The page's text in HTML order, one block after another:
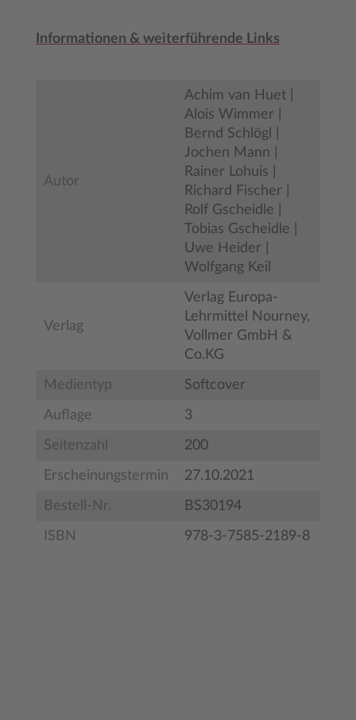
Informationen & weiterführende Links
Autor
Achim van Huet |
Alois Wimmer |
Bernd Schlögl |
Jochen Mann |
Rainer Lohuis |
Richard Fischer |
Rolf Gscheidle |
Tobias Gscheidle |
Uwe Heider |
Wolfgang Keil
Verlag
Verlag Europa-
Lehrmittel Nourney,
Vollmer GmbH &
Co.KG
Medientyp Softcover
Auflage 3
Seitenzahl 200
Erscheinungstermin 27.10.2021
Bestell-Nr. BS30194
ISBN 978-3-7585-2189-8